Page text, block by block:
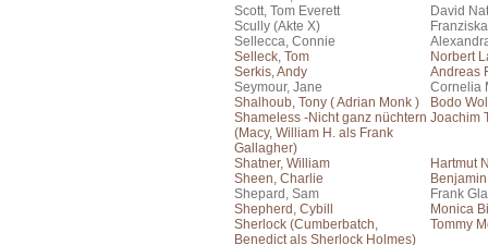
Scott, Tom Everett
David
Scully (Akte X)
Sellecca, Connie
Selleck, Tom
Norbert
Serkis, Andy
Andreas
Seymour, Jane
Cornelia
Shalhoub, Tony ( Adrian Monk )
Bodo
Shameless -Nicht ganz nüchtern
(Macy, William H. als Frank
Gallagher)
Joachim
Shatner, William
Hartmut
Sheen, Charlie
Shepard, Sam
Frank
Shepherd, Cybill
Monica
Sherlock (Cumberbatch,
Benedict als Sherlock Holmes)
Tommy